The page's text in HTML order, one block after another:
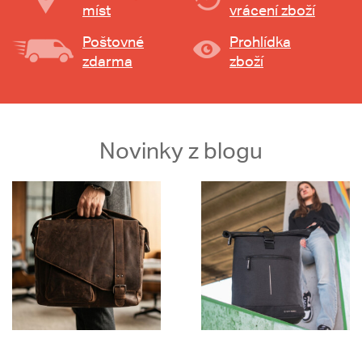
míst
vrácení zboží
Poštovné
zdarma
Prohlídka
zboží
Novinky z blogu